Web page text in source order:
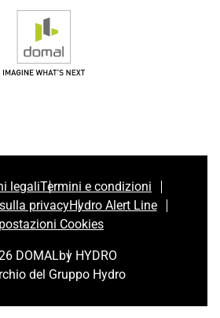
legaliTermini e condizioni
privacyHydro Alert Line
Cookies
DOMALby HYDRO
del Gruppo Hydro